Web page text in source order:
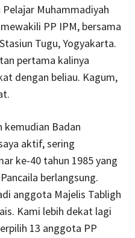
Muhammadiyah
PP IPM, bersama
Tugu, Yogyakarta.
pertama kalinya
dengan beliau. Kagum,
kemudian Badan
aktif, sering
ke-40 tahun 1985 yang
berlangsung.
anggota Majelis Tabligh
Kami lebih dekat lagi
13 anggota PP